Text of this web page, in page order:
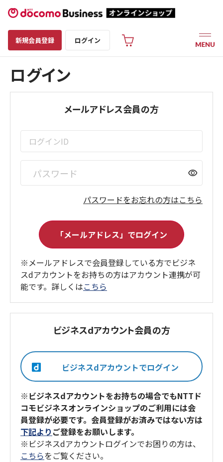
新規会員登録 ログイン
ログイン
メールアドレス会員の方
visibility
パスワードをお忘れの方はこちら
※メールアドレスで会員登録している方でビジネ
スdアカウントをお持ちの方はアカウント連携が可
能です。詳しくはこちら
ビジネスdアカウント会員の方
※ビジネスdアカウントをお持ちの場合でもNTTド
コモビジネスオンラインショップのご利用には会
員登録が必要です。会員登録がお済みではない方は
下記より ご登録をお願いします。
※ビジネスdアカウントログインでお困りの方は、
こちらをご覧ください。